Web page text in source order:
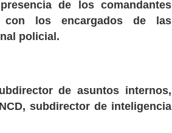
de los comandantes
con los encargados de las
policial.
de asuntos internos,
subdirector de inteligencia